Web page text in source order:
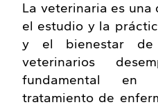
La veterinaria es
el estudio y la
y el bienestar de
veterinarios
fundamental
tratamiento de